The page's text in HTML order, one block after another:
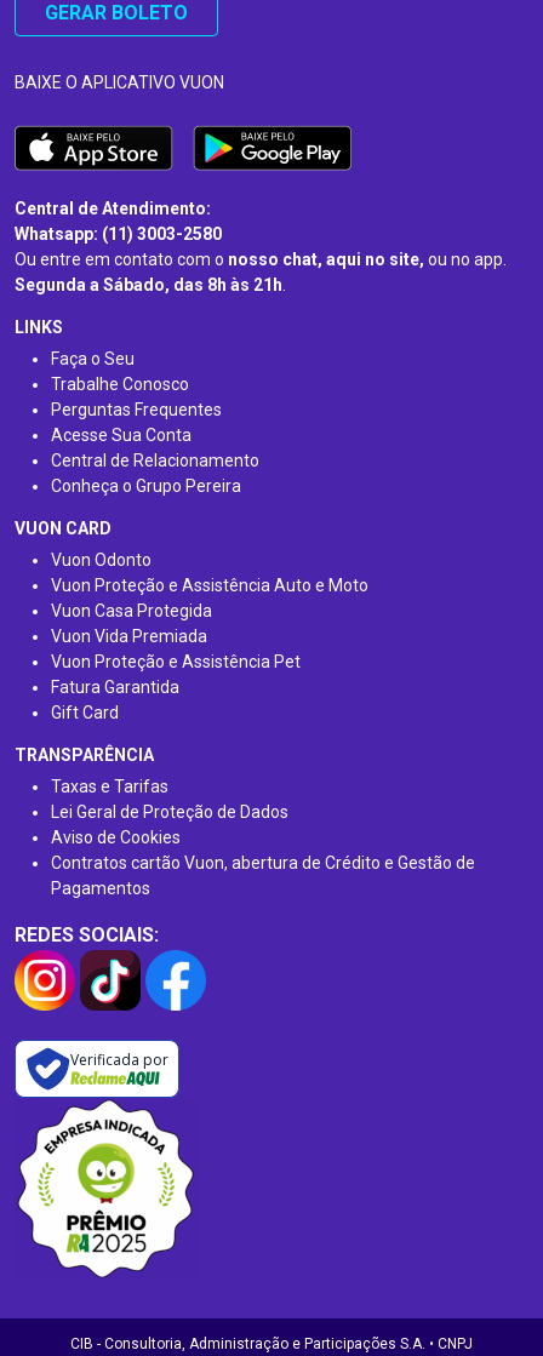
GERAR BOLETO
BAIXE O APLICATIVO VUON
Central de Atendimento:
Whatsapp: (11) 3003-2580
Ou entre em contato com o nosso chat, aqui no site, ou no app.
Segunda a Sábado, das 8h às 21h.
LINKS
Faça o Seu
Trabalhe Conosco
Perguntas Frequentes
Acesse Sua Conta
Central de Relacionamento
Conheça o Grupo Pereira
VUON CARD
Vuon Odonto
Vuon Proteção e Assistência Auto e Moto
Vuon Casa Protegida
Vuon Vida Premiada
Vuon Proteção e Assistência Pet
Fatura Garantida
Gift Card
TRANSPARÊNCIA
Taxas e Tarifas
Lei Geral de Proteção de Dados
Aviso de Cookies
Contratos cartão Vuon, abertura de Crédito e Gestão de
Pagamentos
REDES SOCIAIS:
Verificada por
CIB - Consultoria, Administração e Participações S.A. • CNPJ